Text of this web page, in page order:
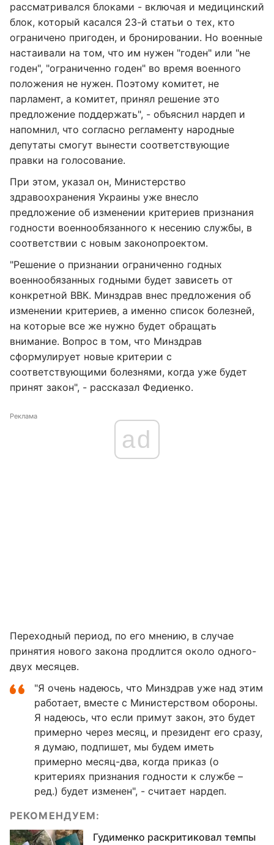
рассматривался блоками - включая и медицинский
блок, который касался 23-й статьи о тех, кто
ограничено пригоден, и бронировании. Но военные
настаивали на том, что им нужен "годен" или "не
годен", "ограниченно годен" во время военного
положения не нужен. Поэтому комитет, не
парламент, а комитет, принял решение это
предложение поддержать", - объяснил нардеп и
напомнил, что согласно регламенту народные
депутаты смогут вынести соответствующие
правки на голосование.
При этом, указал он, Министерство
здравоохранения Украины уже внесло
предложение об изменении критериев признания
годности военнообязанного к несению службы, в
соответствии с новым законопроектом.
"Решение о признании ограниченно годных
военнообязанных годными будет зависеть от
конкретной ВВК. Минздрав внес предложения об
изменении критериев, а именно список болезней,
на которые все же нужно будет обращать
внимание. Вопрос в том, что Минздрав
сформулирует новые критерии с
соответствующими болезнями, когда уже будет
принят закон", - рассказал Федиенко.
Реклама
ad
Переходный период, по его мнению, в случае
принятия нового закона продлится около одного-
двух месяцев.
"Я очень надеюсь, что Минздрав уже над этим
работает, вместе с Министерством обороны.
Я надеюсь, что если примут закон, это будет
примерно через месяц, и президент его сразу,
я думаю, подпишет, мы будем иметь
примерно месяц-два, когда приказ (о
критериях признания годности к службе –
ред.) будет изменен", - считает нардеп.
РЕКОМЕНДУЕМ:
Гудименко раскритиковал темпы